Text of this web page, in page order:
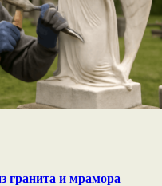
гранита и мрамора